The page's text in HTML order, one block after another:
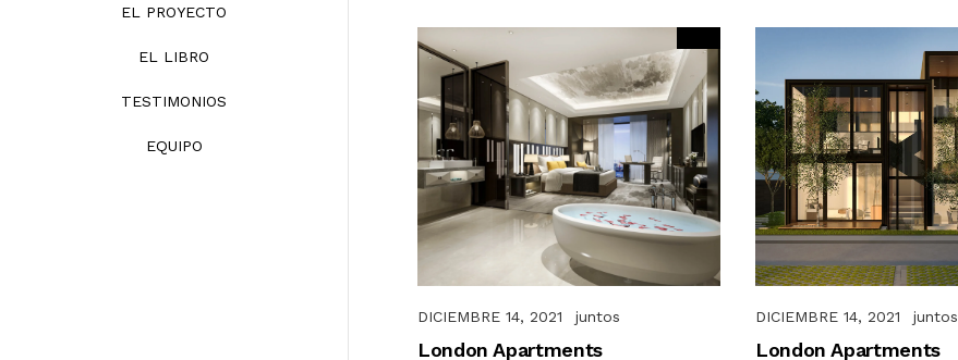
EL PROYECTO
EL LIBRO
TESTIMONIOS
EQUIPO
DICIEMBRE 14, 2021 juntos
London Apartments
DICIEMBRE 14, 2021 juntos
London Apartments